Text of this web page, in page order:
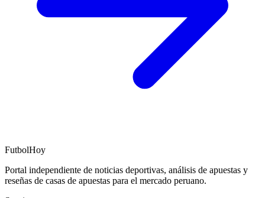
FutbolHoy
Portal independiente de noticias deportivas, análisis de apuestas y
reseñas de casas de apuestas para el mercado peruano.